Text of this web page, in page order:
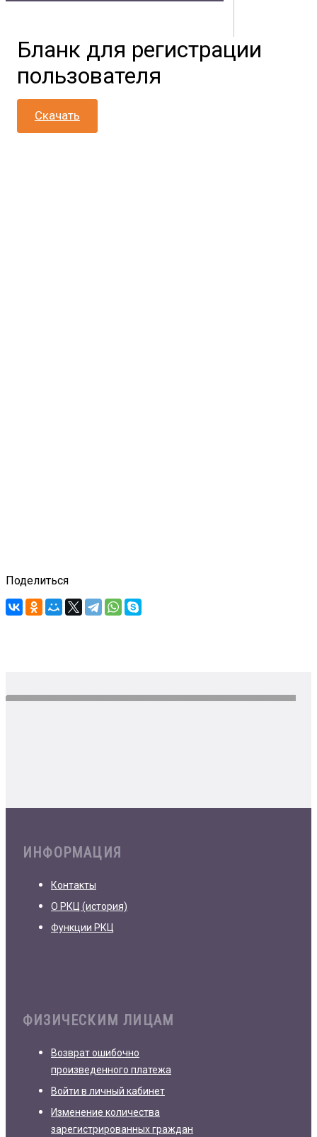
Контакты
Документы
Физическим лицам
Маркетплейс
Партнерам
Бланк для регистрации
пользователя
Скачать
Поделиться
ИНФОРМАЦИЯ
Контакты
О РКЦ (история)
Функции РКЦ
ФИЗИЧЕСКИМ ЛИЦАМ
Возврат ошибочно
произведенного платежа
Войти в личный кабинет
Изменение количества
зарегистрированных граждан